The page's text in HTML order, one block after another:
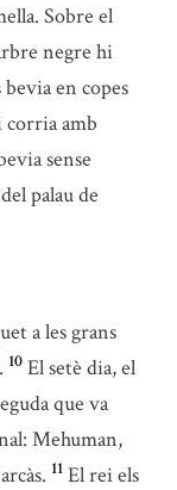
Sobre el
negre hi
bevia en copes
corria amb
sense
palau de
a les grans
10 El setè dia, el
que va
Mehuman,
11 El rei els